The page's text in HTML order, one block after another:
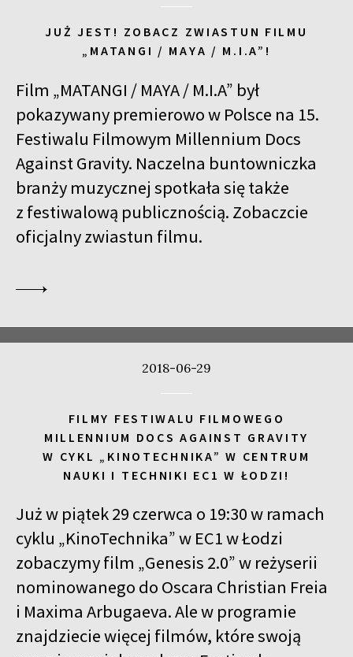
JUŻ JEST! ZOBACZ ZWIASTUN FILMU
„MATANGI / MAYA / M.I.A”!
Film „MATANGI / MAYA / M.I.A” był
pokazywany premierowo w Polsce na 15.
Festiwalu Filmowym Millennium Docs
Against Gravity. Naczelna buntowniczka
branży muzycznej spotkała się także
z festiwalową publicznością. Zobaczcie
oficjalny zwiastun filmu.
2018-06-29
FILMY FESTIWALU FILMOWEGO
MILLENNIUM DOCS AGAINST GRAVITY
W CYKL „KINOTECHNIKA” W CENTRUM
NAUKI I TECHNIKI EC1 W ŁODZI!
Już w piątek 29 czerwca o 19:30 w ramach
cyklu „KinoTechnika” w EC1 w Łodzi
zobaczymy film „Genesis 2.0” w reżyserii
nominowanego do Oscara Christian Freia
i Maxima Arbugaeva. Ale w programie
znajdziecie więcej filmów, które swoją